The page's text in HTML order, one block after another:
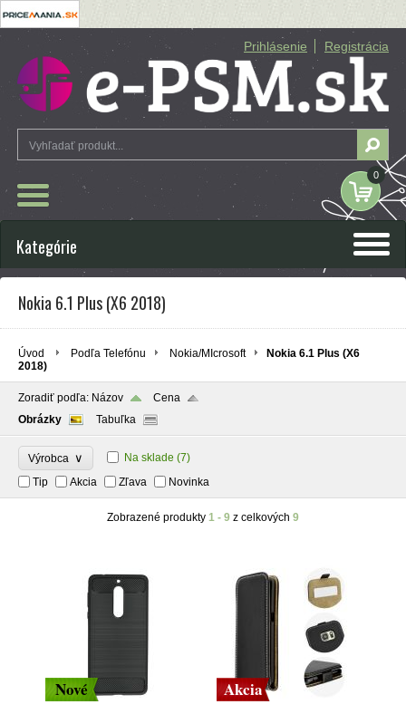
Prihlásenie Registrácia
0
Kategórie
Nokia 6.1 Plus (X6 2018)
Úvod Podľa Telefónu Nokia/MIcrosoft
Nokia 6.1 Plus (X6
2018)
Zoradiť podľa: Názov
Cena
Obrázky
Tabuľka
Výrobca ∨ Na sklade (7)
Tip
Akcia Zľava Novinka
Zobrazené produkty 1 - 9 z celkových 9
Nové Akcia